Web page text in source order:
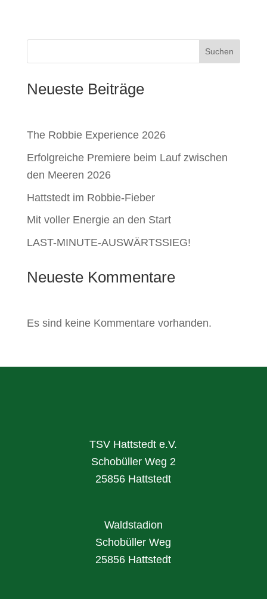
Suchen
Neueste Beiträge
The Robbie Experience 2026
Erfolgreiche Premiere beim Lauf zwischen
den Meeren 2026
Hattstedt im Robbie-Fieber
Mit voller Energie an den Start
LAST-MINUTE-AUSWÄRTSSIEG!
Neueste Kommentare
Es sind keine Kommentare vorhanden.
TSV Hattstedt e.V.
Schobüller Weg 2
25856 Hattstedt
Waldstadion
Schobüller Weg
25856 Hattstedt